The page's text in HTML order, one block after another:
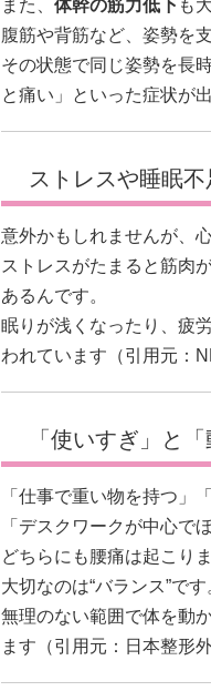
また、 体幹の筋力低下も
腹筋や背筋など、姿勢を
その状態で同じ姿勢を長
と痛い」といった症状が
ストレスや睡眠
意外かもしれませんが、
ストレスがたまると筋肉
あるんです。
眠りが浅くなったり、疲
われています（引用元：
「使いすぎ」と
「仕事で重い物を持つ」
「デスクワークが中心で
どちらにも腰痛は起こりま
大切なのは“バランス”で
無理のない範囲で体を動
ます（引用元： 日本整形